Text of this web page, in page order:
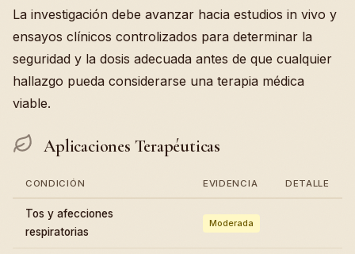
La investigación debe avanzar hacia estudios in vivo y
ensayos clínicos controlizados para determinar la
seguridad y la dosis adecuada antes de que cualquier
hallazgo pueda considerarse una terapia médica
viable.
Aplicaciones Terapéuticas
CONDICIÓN EVIDENCIA DETALLE
Tos y afecciones
respiratorias
Moderada